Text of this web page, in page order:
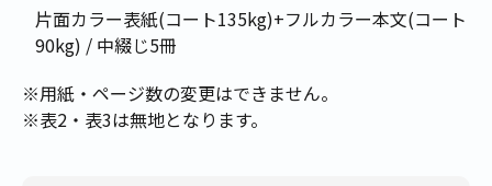
片面カラー表紙(コート135kg)+フルカラー本文(コート
90kg) / 中綴じ5冊
※用紙・ページ数の変更はできません。
※表2・表3は無地となります。